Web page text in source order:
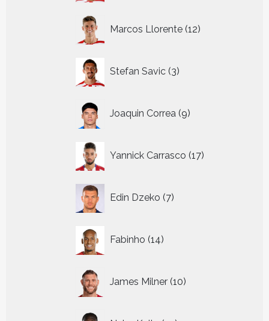
Marcos Llorente 12
producten
Stefan Savic 3
producten
Joaquin Correa 9
producten
Yannick Carrasco 17
producten
Edin Dzeko 7
producten
Fabinho 14
producten
James Milner 10
producten